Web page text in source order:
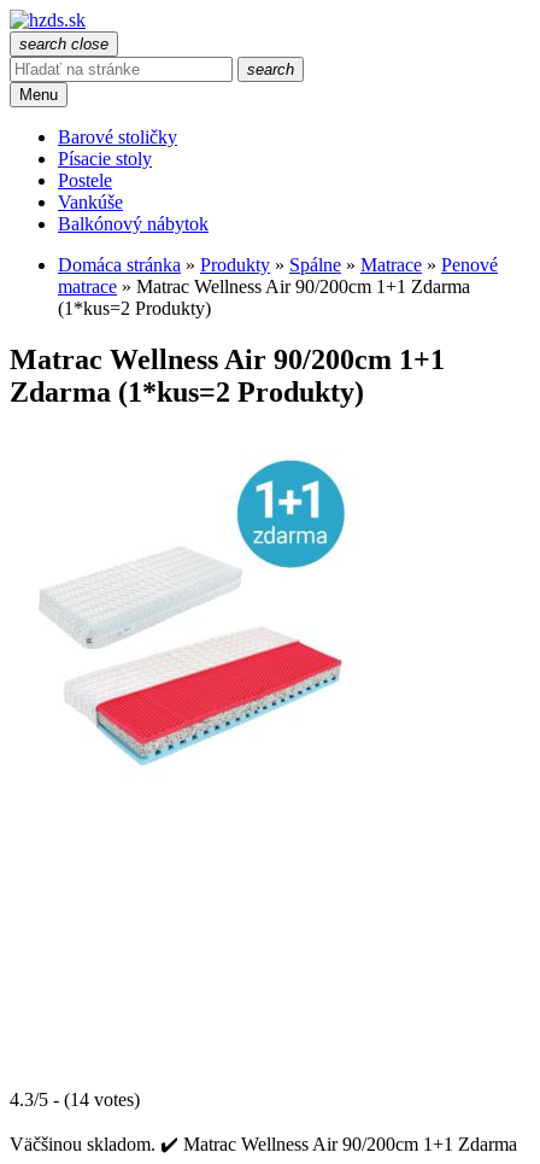
search close
search
Menu
Barové stoličky
Písacie stoly
Postele
Vankúše
Balkónový nábytok
Domáca stránka » Produkty » Spálne » Matrace » Penové
matrace » Matrac Wellness Air 90/200cm 1+1 Zdarma
(1*kus=2 Produkty)
Matrac Wellness Air 90/200cm 1+1
Zdarma (1*kus=2 Produkty)
4.3/5 - (14 votes)
Väčšinou skladom. ✔️ Matrac Wellness Air 90/200cm 1+1 Zdarma